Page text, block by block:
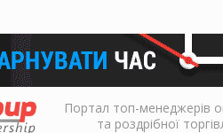
Портал топ-менеджерів
та роздрібної